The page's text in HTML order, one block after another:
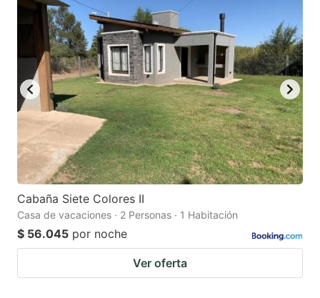
Cabaña Siete Colores II
Casa de vacaciones · 2 Personas · 1 Habitación
$ 56.045 por noche
Ver oferta